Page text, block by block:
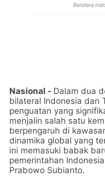
Bendera
Nasional - Dalam dua
bilateral Indonesia dan
penguatan yang
menjalin salah satu
berpengaruh di
dinamika global yang
ini memasuki babak
pemerintahan
Prabowo Subianto.